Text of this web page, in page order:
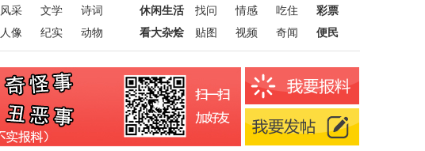
风采 文学
诗词
人像 纪实 动物
休闲生活 找问 情感 吃住
彩票
看大杂烩
贴图 视频 奇闻 便民